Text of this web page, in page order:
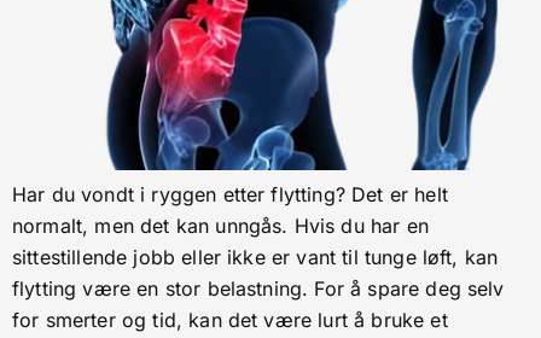
Har du vondt i ryggen etter flytting? Det er helt
normalt, men det kan unngås. Hvis du har en
sittestillende jobb eller ikke er vant til tunge løft, kan
flytting være en stor belastning. For å spare deg selv
for smerter og tid, kan det være lurt å bruke et